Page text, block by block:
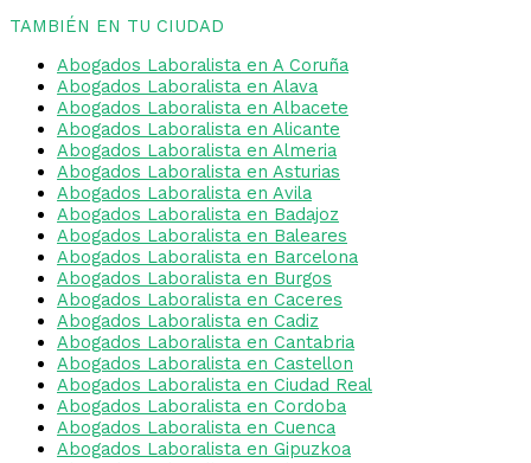
TAMBIÉN EN TU CIUDAD
Abogados Laboralista en A Coruña
Abogados Laboralista en Alava
Abogados Laboralista en Albacete
Abogados Laboralista en Alicante
Abogados Laboralista en Almeria
Abogados Laboralista en Asturias
Abogados Laboralista en Avila
Abogados Laboralista en Badajoz
Abogados Laboralista en Baleares
Abogados Laboralista en Barcelona
Abogados Laboralista en Burgos
Abogados Laboralista en Caceres
Abogados Laboralista en Cadiz
Abogados Laboralista en Cantabria
Abogados Laboralista en Castellon
Abogados Laboralista en Ciudad Real
Abogados Laboralista en Cordoba
Abogados Laboralista en Cuenca
Abogados Laboralista en Gipuzkoa